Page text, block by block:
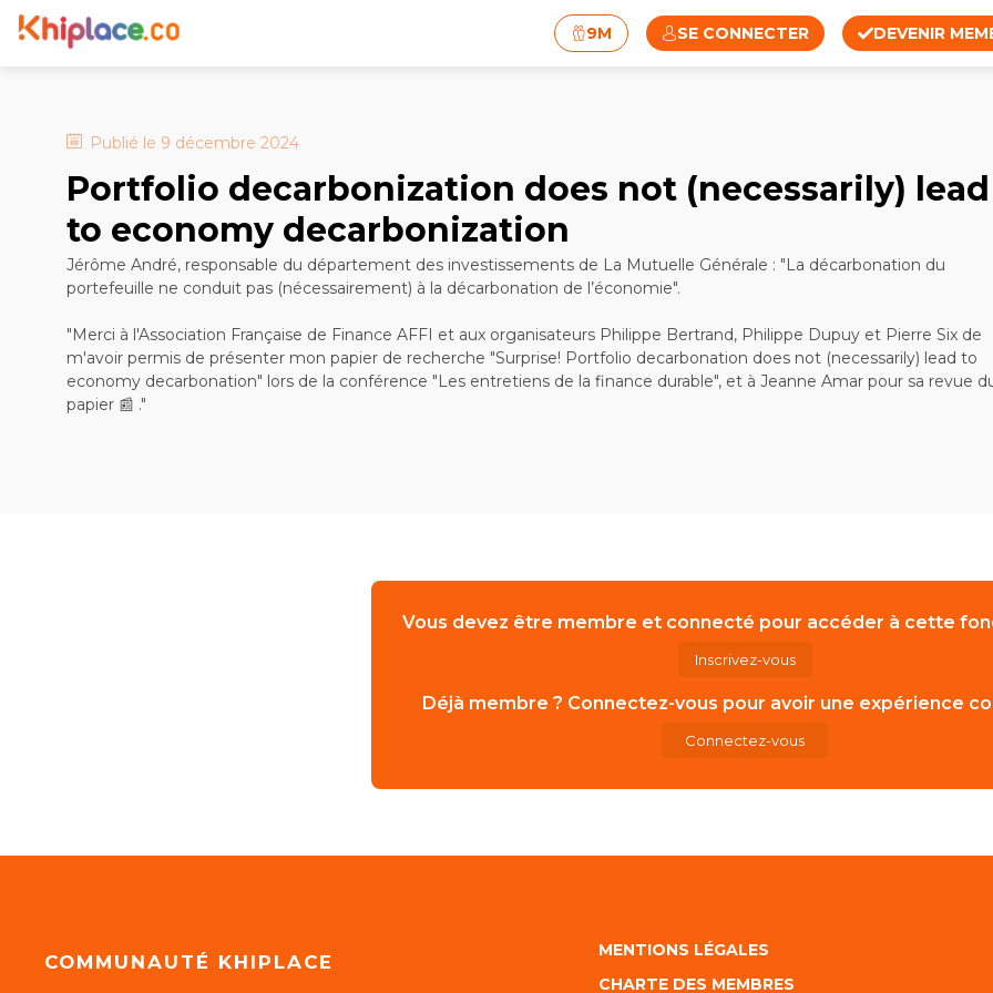
9M SE CONNECTER DEVENIR
Publié le 9 décembre 2024
Portfolio decarbonization does not (necessarily) lead
to economy decarbonization
Jérôme André, responsable du département des investissements de La Mutuelle Générale : "La décarbonation du
portefeuille ne conduit pas (nécessairement) à la décarbonation de l’économie".
"Merci à l'Association Française de Finance AFFI et aux organisateurs Philippe Bertrand, Philippe Dupuy et Pierre Six de
m'avoir permis de présenter mon papier de recherche "Surprise! Portfolio decarbonation does not (necessarily) lead to
economy decarbonation" lors de la conférence "Les entretiens de la finance durable", et à Jeanne Amar pour sa revue
papier 📰 ."
Vous devez être membre et connecté pour accéder à cette
Inscrivez-vous
Déjà membre ? Connectez-vous pour avoir une expérience
Connectez-vous
COMMUNAUTÉ KHIPLACE
MENTIONS LÉGALES
CHARTE DES MEMBRES